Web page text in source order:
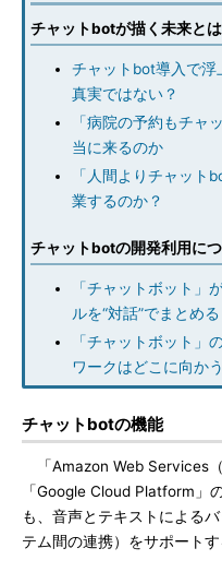
チャットbotが描く未来とは
チャットbot導入で浮
真実ではない？
「病院の予約もチャ
当に来るのか
「人間よりチャット
業するのか？
チャットbotの開発利用に
「チャットボット」
ルを“対話”でまとめる
「チャットボット」
ワークはどこに向か
チャットbotの機能
「Amazon Web Services
「Google Cloud Platform」
も、音声とテキストによる
テム間の連携）をサポートす